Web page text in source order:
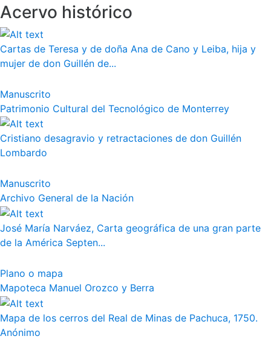
Acervo histórico
Cartas de Teresa y de doña Ana de Cano y Leiba, hija y
mujer de don Guillén de...
Manuscrito
Patrimonio Cultural del Tecnológico de Monterrey
Cristiano desagravio y retractaciones de don Guillén
Lombardo
Manuscrito
Archivo General de la Nación
José María Narváez, Carta geográfica de una gran parte
de la América Septen...
Plano o mapa
Mapoteca Manuel Orozco y Berra
Mapa de los cerros del Real de Minas de Pachuca, 1750.
Anónimo